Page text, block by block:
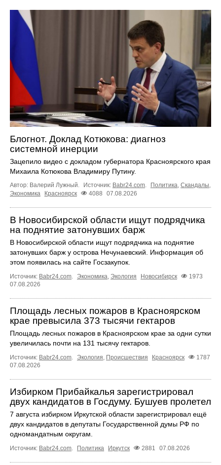
Блогнот. Доклад Котюкова: диагноз
системной инерции
Зацепило видео с докладом губернатора Красноярского края
Михаила Котюкова Владимиру Путину.
Автор: Валерий Лужный. Источник: Babr24.com Политика Скандалы
Экономика
Красноярск 4088 07.08.2026
В Новосибирской области ищут подрядчика
на поднятие затонувших барж
В Новосибирской области ищут подрядчика на поднятие
затонувших барж у острова Нечунаевский. Информация об
этом появилась на сайте Госзакупок.
Источник: Babr24.com Экономика Экология Новосибирск
1973
07.08.2026
Площадь лесных пожаров в Красноярском
крае превысила 373 тысячи гектаров
Площадь лесных пожаров в Красноярском крае за одни сутки
увеличилась почти на 131 тысячу гектаров.
Источник: Babr24.com. Экология, Происшествия Красноярск
1787
07.08.2026
Избирком Прибайкалья зарегистрировал
двух кандидатов в Госдуму. Бушуев пролетел
7 августа избирком Иркутской области зарегистрировал ещё
двух кандидатов в депутаты Государственной думы РФ по
одномандатным округам.
Источник: Babr24.com. Политика Иркутск 2881 07.08.2026